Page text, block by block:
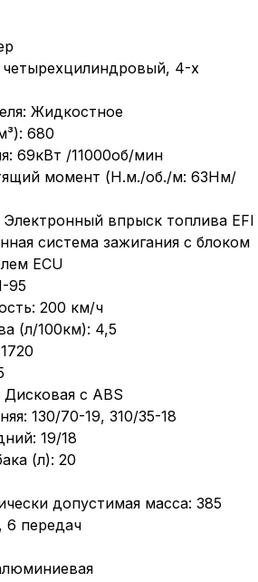
4-х
Жидкостное
680
69кВт /11000об/мин
момент (Н.м./об./м: 63Нм/
впрыск топлива EFI
система зажигания с блоком
ECU
95
200 км/ч
(л/100км): 4,5
с ABS
130/70-19, 310/35-18
19/18
(л): 20
допустимая масса: 385
6 передач